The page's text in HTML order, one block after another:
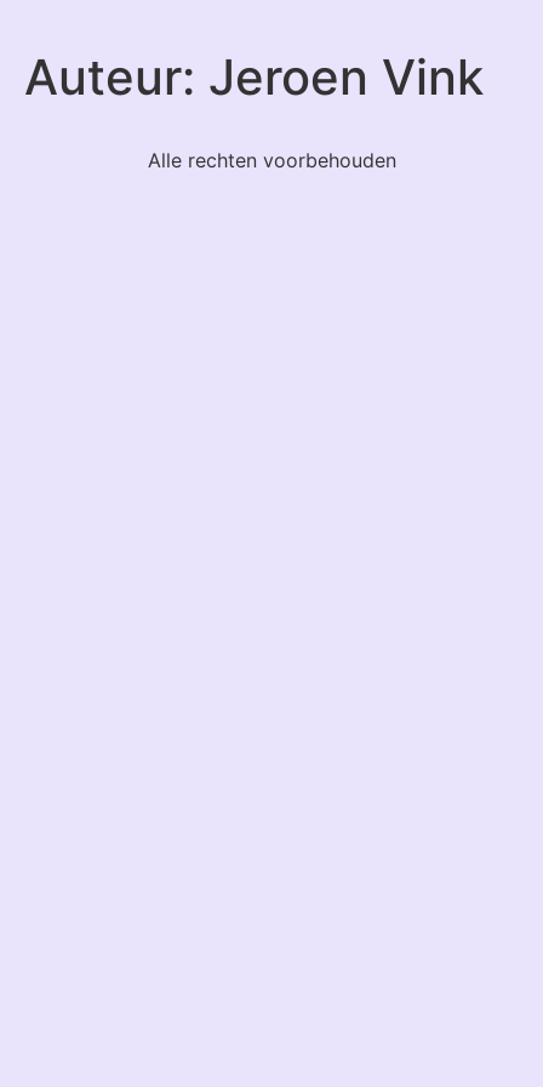
Auteur: Jeroen Vink
Alle rechten voorbehouden